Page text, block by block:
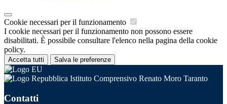
Cookie necessari per il funzionamento
I cookie necessari per il funzionamento non possono essere
disabilitati. È possibile consultare l'elenco nella pagina della cookie
policy.
Accetta tutti Salva le preferenze
Istituto Comprensivo Renato Moro Taranto
Contatti